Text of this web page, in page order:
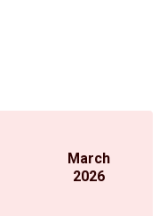
March
2026